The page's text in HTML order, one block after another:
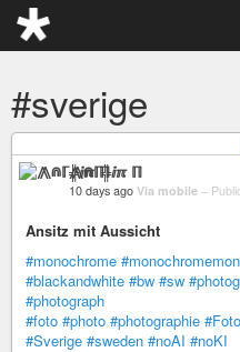
#sverige
⨇⋒ℾ╬ⅈℼ ℿ
10 days ago Via mobile –
Ansitz mit Aussicht
#monochrome
#blackandwhite #bw #sw
#photograph
#foto #photo #photographie
#Sverige #sweden #noAI #noKI